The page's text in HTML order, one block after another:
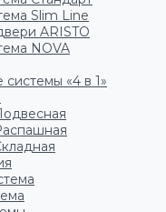
Slim Line
ARISTO
NOVA
«4 в 1»